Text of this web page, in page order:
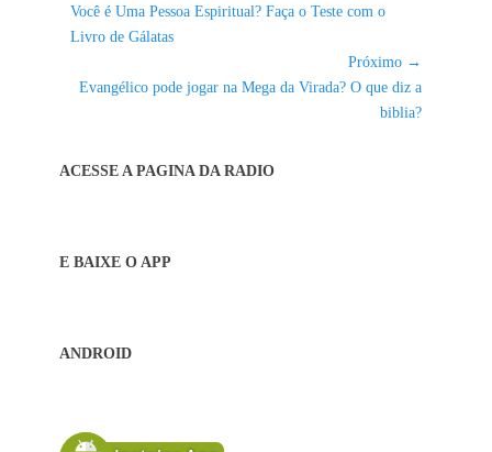
de
Post
Post
anterior:
Você é Uma Pessoa Espiritual? Faça o Teste com o
Livro de Gálatas
Próximo →
Próximo
Evangélico pode jogar na Mega da Virada? O que diz a
biblia?
ACESSE A PAGINA DA RADIO
E BAIXE O APP
ANDROID